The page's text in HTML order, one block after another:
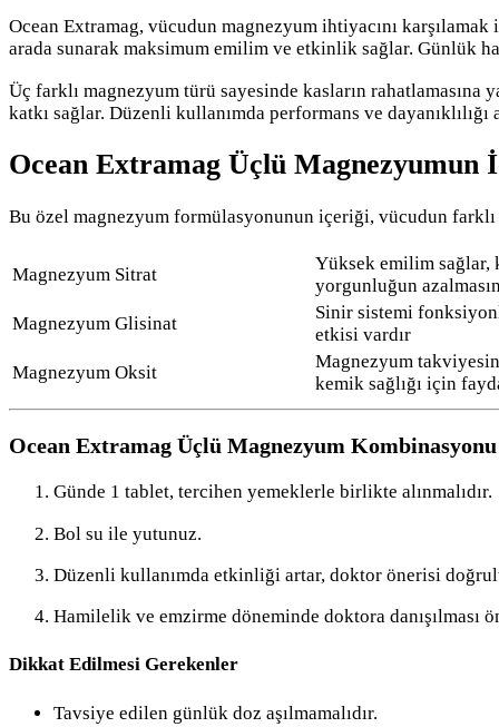
Ocean Extramag, vücudun magnezyum ihtiyacını
arada sunarak maksimum emilim ve etkinlik sağlar. Günlük
Üç farklı magnezyum türü sayesinde kasların rahatlamasına
katkı sağlar. Düzenli kullanımda performans ve
Ocean Extramag Üçlü Magnezyumun
Bu özel magnezyum formülasyonunun içeriği, vücudun
Magnezyum Sitrat
Yüksek emilim sağlar,
yorgunluğun
Magnezyum Glisinat
Sinir sistemi
etkisi vardır
Magnezyum Oksit
Magnezyum
kemik sağlığı için
Ocean Extramag Üçlü Magnezyum
Günde 1 tablet, tercihen yemeklerle birlikte alınmalıdır.
Bol su ile yutunuz.
Düzenli kullanımda etkinliği artar, doktor önerisi
Hamilelik ve emzirme döneminde doktora danışılması
Dikkat Edilmesi Gerekenler
Tavsiye edilen günlük doz aşılmamalıdır.